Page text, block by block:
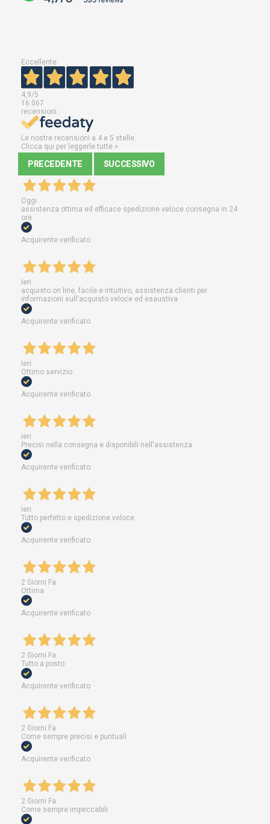
Eccellente
4,9/5
16.067
recensioni
Le nostre recensioni a 4 e 5 stelle.
Clicca qui per leggerle tutte >
PRECEDENTE SUCCESSIVO
Oggi
assistenza ottima ed efficace spedizione veloce consegna in 24
ore
Acquirente verificato
Ieri
acquisto on line, facile e intuitivo, assistenza clienti per
informazioni sull'acquisto veloce ed esaustiva
Acquirente verificato
Ieri
Ottimo servizio
Acquirente verificato
Ieri
Precisi nella consegna e disponibili nell'assistenza
Acquirente verificato
Ieri
Tutto perfetto e spedizione veloce.
Acquirente verificato
2 Giorni Fa
Ottima
Acquirente verificato
2 Giorni Fa
Tutto a posto
Acquirente verificato
2 Giorni Fa
Come sempre precisi e puntuali
Acquirente verificato
2 Giorni Fa
Come sempre impeccabili